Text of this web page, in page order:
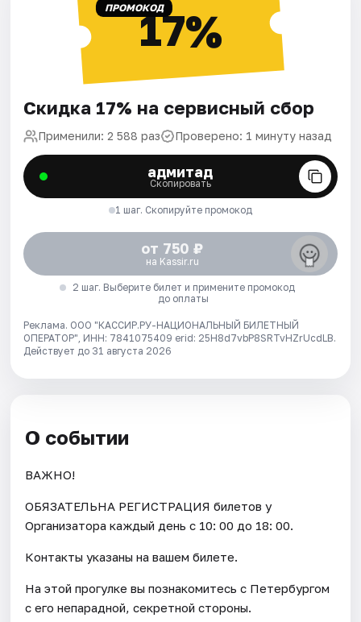
ПРОМОКОД17%
Скидка 17% на сервисный сбор
Применили: 2 588 раз Проверено: 1 минуту назад
адмитад
Скопировать
1 шаг. Скопируйте промокод
от 750 ₽
на Kassir.ru
2 шаг. Выберите билет и примените промокод
до оплаты
Реклама. ООО "КАССИР.РУ-НАЦИОНАЛЬНЫЙ БИЛЕТНЫЙ
ОПЕРАТОР", ИНН: 7841075409 erid: 25H8d7vbP8SRTvHZrUcdLB.
Действует до 31 августа 2026
О событии
ВАЖНО!
ОБЯЗАТЕЛЬНА РЕГИСТРАЦИЯ билетов у
Организатора каждый день c 10: 00 до 18: 00.
Контакты указаны на вашем билете.
На этой прогулке вы познакомитесь с Петербургом
с его непарадной, секретной стороны.